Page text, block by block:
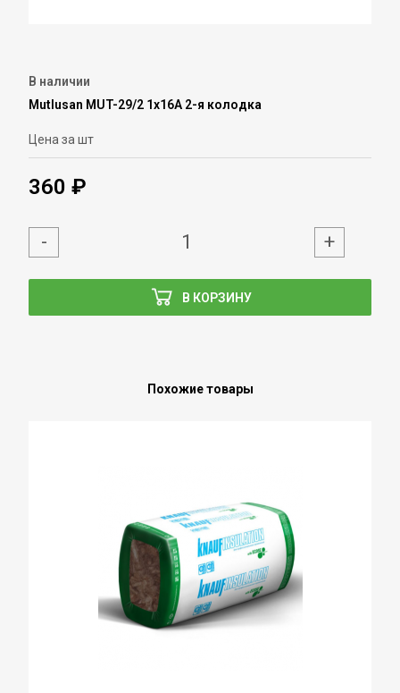
В наличии
Mutlusan MUT-29/2 1х16А 2-я колодка
Цена за шт
360 ₽
В КОРЗИНУ
- +
Похожие товары